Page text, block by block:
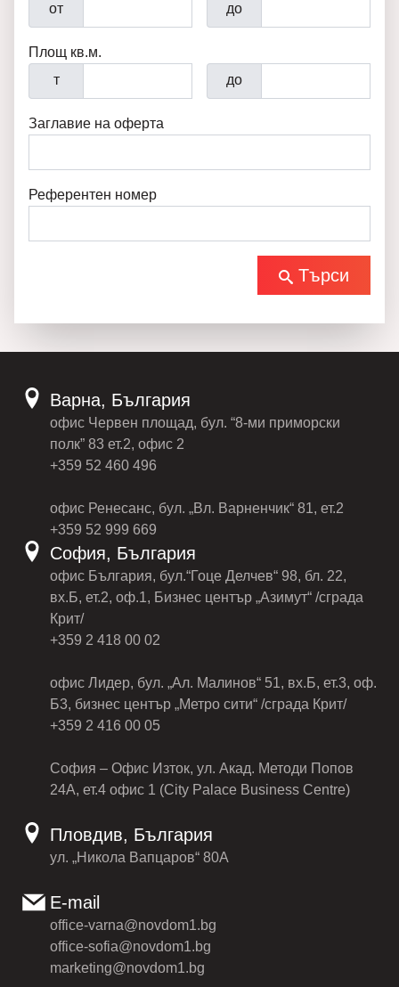
от
до
Площ кв.м.
т
до
Заглавие на оферта
Референтен номер
Търси
Варна, България
офис Червен площад, бул. “8-ми приморски
полк” 83 ет.2, офис 2
+359 52 460 496
офис Ренесанс, бул. „Вл. Варненчик“ 81, ет.2
+359 52 999 669
София, България
офис България, бул.“Гоце Делчев“ 98, бл. 22,
вх.Б, ет.2, оф.1, Бизнес център „Азимут“ /сграда
Крит/
+359 2 418 00 02
офис Лидер, бул. „Ал. Малинов“ 51, вх.Б, ет.3, оф.
Б3, бизнес център „Метро сити“ /сграда Крит/
+359 2 416 00 05
София – Офис Изток, ул. Акад. Методи Попов
24А, ет.4 офис 1 (City Palace Business Centre)
Пловдив, България
ул. „Никола Вапцаров“ 80А
E-mail
office-varna@novdom1.bg
office-sofia@novdom1.bg
marketing@novdom1.bg